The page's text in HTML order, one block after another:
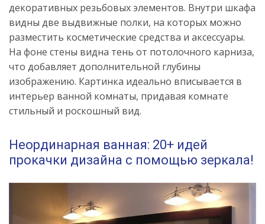
декоративных резьбовых элементов. Внутри шкафа
видны две выдвижные полки, на которых можно
разместить косметические средства и аксессуары.
На фоне стены видна тень от потолочного карниза,
что добавляет дополнительной глубины
изображению. Картинка идеально вписывается в
интерьер ванной комнаты, придавая комнате
стильный и роскошный вид.
Неординарная ванная: 20+ идей
прокачки дизайна с помощью зеркала!